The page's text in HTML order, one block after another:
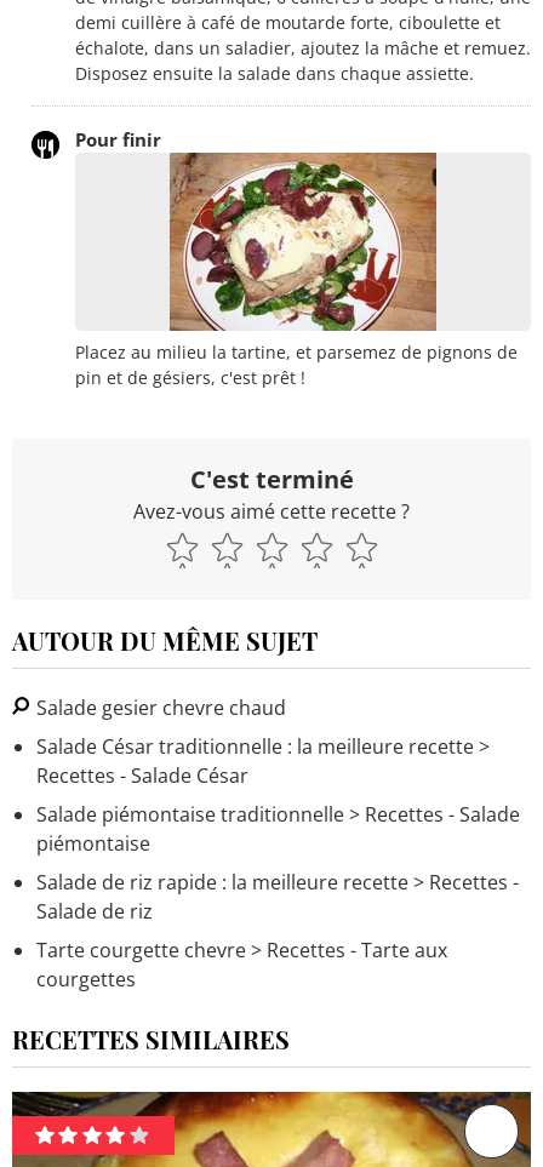
demi cuillère à café de moutarde forte, ciboulette et
échalote, dans un saladier, ajoutez la mâche et remuez.
Disposez ensuite la salade dans chaque assiette.
Pour finir
Placez au milieu la tartine, et parsemez de pignons de
pin et de gésiers, c'est prêt !
C'est terminé
Avez-vous aimé cette recette ?
AUTOUR DU MÊME SUJET
Salade gesier chevre chaud
Salade César traditionnelle : la meilleure recette>
Recettes - Salade César
Salade piémontaise traditionnelle> Recettes - Salade
piémontaise
Salade de riz rapide : la meilleure recette> Recettes -
Salade de riz
Tarte courgette chevre> Recettes - Tarte aux
courgettes
RECETTES SIMILAIRES